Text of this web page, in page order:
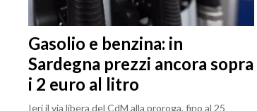
Gasolio e benzina: in
Sardegna prezzi ancora sopra
i 2 euro al litro
Ieri il via libera del CdM alla proroga, fino al 25